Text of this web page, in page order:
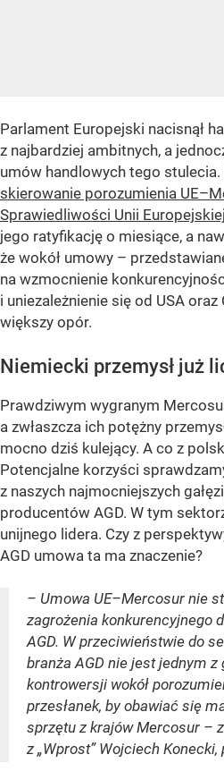
Parlament Europejski nacisnął
z najbardziej ambitnych, a
umów handlowych tego stulecia.
skierowanie porozumienia
Sprawiedliwości Unii Europejskiej
jego ratyfikację o miesiące, a
że wokół umowy –
na wzmocnienie
i uniezależnienie się od USA
większy opór.
Niemiecki przemysł już
Prawdziwym wygranym
a zwłaszcza ich potężny
mocno dziś kulejący. A co z
Potencjalne korzyści
z naszych najmocniejszych
producentów AGD. W tym
unijnego lidera. Czy z
AGD umowa ta ma znaczenie?
– Umowa UE–Mercosur nie
zagrożenia konkurencyjnego
AGD. W przeciwieństwie do
branża AGD nie jest jednym z
kontrowersji wokół
przesłanek, by obawiać się
sprzętu z krajów Mercosur –
z „Wprost” Wojciech